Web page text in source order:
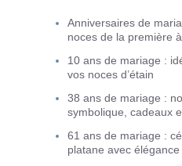
Anniversaires de
noces de la première
10 ans de mariage :
vos noces d’étain
38 ans de mariage :
symbolique, cadeaux
61 ans de mariage :
platane avec élégance